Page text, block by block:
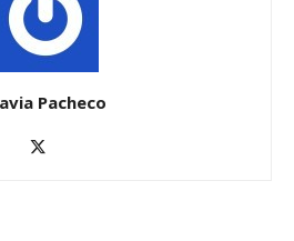
Pacheco